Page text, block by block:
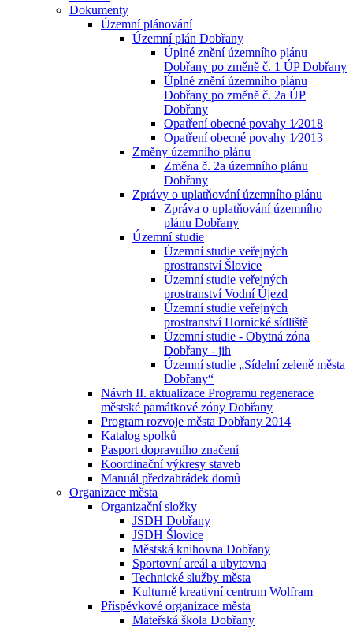
Dokumenty
Územní plánování
Územní plán Dobřany
Úplné znění územního plánu
Dobřany po změně č. 1 ÚP Dobřany
Úplné znění územního plánu
Dobřany po změně č. 2a ÚP
Dobřany
Opatření obecné povahy 1⁄2018
Opatření obecné povahy 1⁄2013
Změny územního plánu
Změna č. 2a územního plánu
Dobřany
Zprávy o uplatňování územního plánu
Zpráva o uplatňování územního
plánu Dobřany
Územní studie
Územní studie veřejných
prostranství Šlovice
Územní studie veřejných
prostranství Vodní Újezd
Územní studie veřejných
prostranství Hornické sídliště
Územní studie - Obytná zóna
Dobřany - jih
Územní studie „Sídelní zeleně města
Dobřany“
Návrh II. aktualizace Programu regenerace
městské památkové zóny Dobřany
Program rozvoje města Dobřany 2014
Katalog spolků
Pasport dopravního značení
Koordinační výkresy staveb
Manuál předzahrádek domů
Organizace města
Organizační složky
JSDH Dobřany
JSDH Šlovice
Městská knihovna Dobřany
Sportovní areál a ubytovna
Technické služby města
Kulturně kreativní centrum Wolfram
Příspěvkové organizace města
Mateřská škola Dobřany